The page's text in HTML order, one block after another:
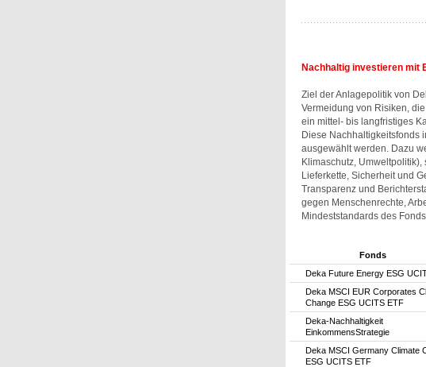
Nachhaltig investieren mit
Ziel der Anlagepolitik von
Vermeidung von Risiken,
ein mittel- bis langfristiges
Diese Nachhaltigkeitsfonds
ausgewählt werden. Dazu
Klimaschutz,
Lieferkette, Sicherheit und
Transparenz und
gegen Menschenrechte,
Mindeststandards des
Fonds
Deka Future Energy ESG
Deka MSCI EUR Corporates
Change ESG UCITS ETF
Deka-Nachhaltigkeit
EinkommensStrategie
Deka MSCI Germany Climate
ESG UCITS ETF